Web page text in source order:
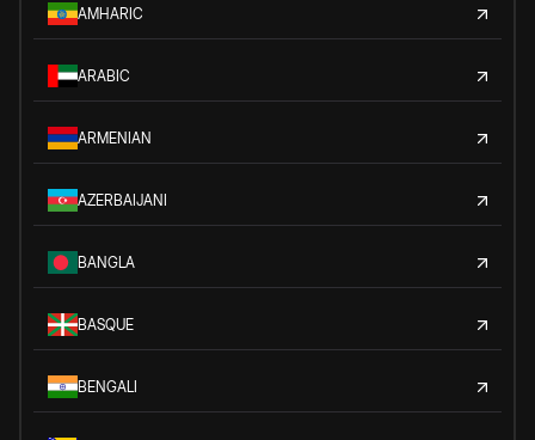
AMHARIC
ARABIC
ARMENIAN
AZERBAIJANI
BANGLA
BASQUE
BENGALI